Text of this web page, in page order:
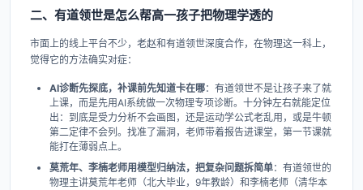
二、有道领世是怎么帮高一孩子把物理学透的
市面上的线上平台不少，老赵和有道领世深度合作，在物理这一科上，
觉得它的方法确实对症：
AI诊断先探底，补课前先知道卡在哪：有道领世不是让孩子来了就
上课，而是先用AI系统做一次物理专项诊断。十分钟左右就能定位
出：到底是受力分析不会画图，还是运动学公式老乱用，或是牛顿
第二定律不会列。找准了漏洞，老师带着报告进课堂，第一节课就
能打在薄弱点上。
莫荒年、李楠老师用模型归纳法，把复杂问题拆简单：有道领世的
物理主讲莫荒年老师（北大毕业，9年教龄）和李楠老师（清华本